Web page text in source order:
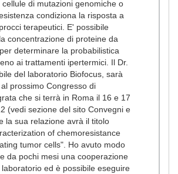
di mutazioni genomiche o
condiziona la risposta a
terapeutici. E' possibile
concentrazione di proteine da
determinare la probabilistica
ai trattamenti ipertermici. Il Dr.
del laboratorio Biofocus, sarà
prossimo Congresso di
che si terrà in Roma il 16 e 17
(vedi sezione del sito Convegni e
la sua relazione avrà il titolo
of chemoresistance
tumor cells". Ho avuto modo
da pochi mesi una cooperazione
ed è possibile eseguire